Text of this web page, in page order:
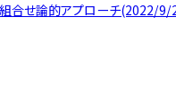
合せ論的アプローチ(2022/9/